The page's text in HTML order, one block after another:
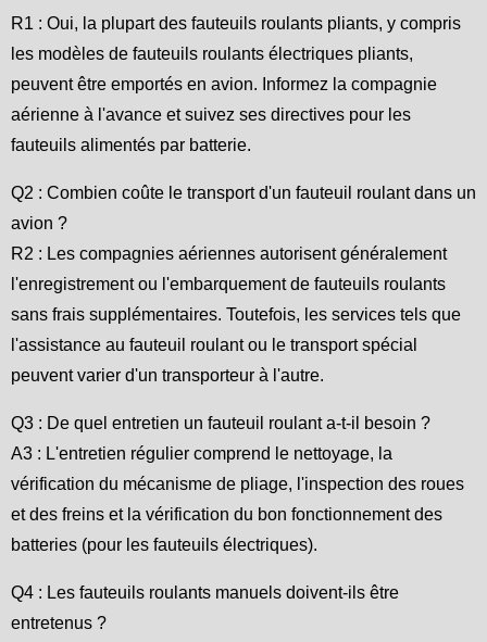
R1 : Oui, la plupart des fauteuils roulants pliants, y compris
les modèles de fauteuils roulants électriques pliants,
peuvent être emportés en avion. Informez la compagnie
aérienne à l'avance et suivez ses directives pour les
fauteuils alimentés par batterie.
Q2 : Combien coûte le transport d'un fauteuil roulant dans un
avion ?
R2 : Les compagnies aériennes autorisent généralement
l'enregistrement ou l'embarquement de fauteuils roulants
sans frais supplémentaires. Toutefois, les services tels que
l'assistance au fauteuil roulant ou le transport spécial
peuvent varier d'un transporteur à l'autre.
Q3 : De quel entretien un fauteuil roulant a-t-il besoin ?
A3 : L'entretien régulier comprend le nettoyage, la
vérification du mécanisme de pliage, l'inspection des roues
et des freins et la vérification du bon fonctionnement des
batteries (pour les fauteuils électriques).
Q4 : Les fauteuils roulants manuels doivent-ils être
entretenus ?